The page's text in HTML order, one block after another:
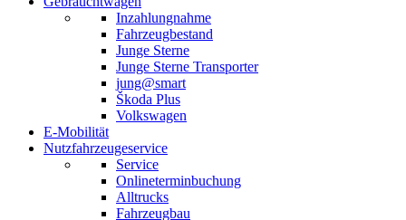
Inzahlungnahme
Fahrzeugbestand
Junge Sterne
Junge Sterne Transporter
jung@smart
Škoda Plus
Volkswagen
E-Mobilität
Nutzfahrzeugeservice
Service
Onlineterminbuchung
Alltrucks
Fahrzeugbau